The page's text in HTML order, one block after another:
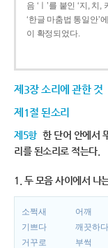
음 ‘ㅣ’를 붙인 ‘지, 치
‘한글 마춤법 통일안’
이 확정되었다.
제3장 소리에 관한 것
제1절 된소리
제5항 한 단어 안에서
리를 된소리로 적는다.
1. 두 모음 사이에서 나
소쩍새 어깨
기쁘다
깨끗하다
거꾸로
부썩